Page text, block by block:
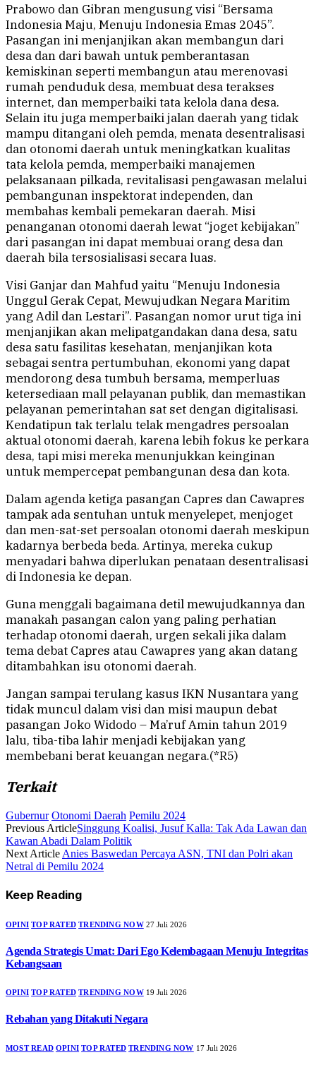
Prabowo dan Gibran mengusung visi “Bersama
Indonesia Maju, Menuju Indonesia Emas 2045”.
Pasangan ini menjanjikan akan membangun dari
desa dan dari bawah untuk pemberantasan
kemiskinan seperti membangun atau merenovasi
rumah penduduk desa, membuat desa terakses
internet, dan memperbaiki tata kelola dana desa.
Selain itu juga memperbaiki jalan daerah yang tidak
mampu ditangani oleh pemda, menata desentralisasi
dan otonomi daerah untuk meningkatkan kualitas
tata kelola pemda, memperbaiki manajemen
pelaksanaan pilkada, revitalisasi pengawasan melalui
pembangunan inspektorat independen, dan
membahas kembali pemekaran daerah. Misi
penanganan otonomi daerah lewat “joget kebijakan”
dari pasangan ini dapat membuai orang desa dan
daerah bila tersosialisasi secara luas.
Visi Ganjar dan Mahfud yaitu “Menuju Indonesia
Unggul Gerak Cepat, Mewujudkan Negara Maritim
yang Adil dan Lestari”. Pasangan nomor urut tiga ini
menjanjikan akan melipatgandakan dana desa, satu
desa satu fasilitas kesehatan, menjanjikan kota
sebagai sentra pertumbuhan, ekonomi yang dapat
mendorong desa tumbuh bersama, memperluas
ketersediaan mall pelayanan publik, dan memastikan
pelayanan pemerintahan sat set dengan digitalisasi.
Kendatipun tak terlalu telak mengadres persoalan
aktual otonomi daerah, karena lebih fokus ke perkara
desa, tapi misi mereka menunjukkan keinginan
untuk mempercepat pembangunan desa dan kota.
Dalam agenda ketiga pasangan Capres dan Cawapres
tampak ada sentuhan untuk menyelepet, menjoget
dan men-sat-set persoalan otonomi daerah meskipun
kadarnya berbeda beda. Artinya, mereka cukup
menyadari bahwa diperlukan penataan desentralisasi
di Indonesia ke depan.
Guna menggali bagaimana detil mewujudkannya dan
manakah pasangan calon yang paling perhatian
terhadap otonomi daerah, urgen sekali jika dalam
tema debat Capres atau Cawapres yang akan datang
ditambahkan isu otonomi daerah.
Jangan sampai terulang kasus IKN Nusantara yang
tidak muncul dalam visi dan misi maupun debat
pasangan Joko Widodo – Ma’ruf Amin tahun 2019
lalu, tiba-tiba lahir menjadi kebijakan yang
membebani berat keuangan negara.(*R5)
Terkait
Gubernur Otonomi Daerah Pemilu 2024
Previous ArticleSinggung Koalisi, Jusuf Kalla: Tak Ada Lawan dan
Kawan Abadi Dalam Politik
Next Article Anies Baswedan Percaya ASN, TNI dan Polri akan
Netral di Pemilu 2024
Keep Reading
OPINI TOP RATED TRENDING NOW 27 Juli 2026
Agenda Strategis Umat: Dari Ego Kelembagaan Menuju Integritas
Kebangsaan
OPINI TOP RATED TRENDING NOW 19 Juli 2026
Rebahan yang Ditakuti Negara
MOST READ OPINI TOP RATED TRENDING NOW 17 Juli 2026